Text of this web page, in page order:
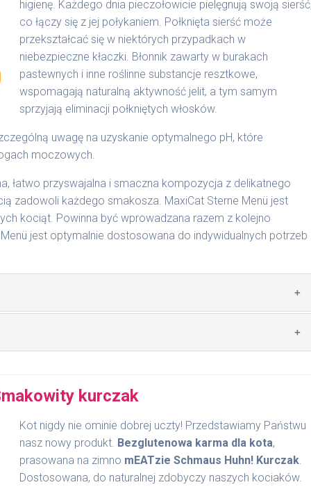
20.000 I.E. witamina D3 2.000 I.E. witamina E (alfa
higienę. Każdego dnia pieczołowicie pielęgnują swoją
co łączy się z jej połykaniem. Połknięta sierść może
przekształcać się w niektórych przypadkach w
niebezpieczne kłaczki. Błonnik zawarty w burakach
pastewnych i inne roślinne substancje resztkowe,
wspomagają naturalną aktywność jelit, a tym samym
sprzyjają eliminacji połkniętych włosków.
uwagę na uzyskanie optymalnego pH, które
moczowych.
łatwo przyswajalna i smaczna kompozycja z delikatnego
zadowoli każdego smakosza. MaxiCat Sterne Menü jest
kociąt. Powinna być wprowadzana razem z kolejno
jest optymalnie dostosowana do indywidualnych potrzeb
33% drób, 8% łosoś, 2,5% wątróbka drobiowa,
drożdże, minerały.
kurczak
Kot nigdy nie ominie dobrej uczty! Przedstawiamy Państwu
nasz nowy produkt. Bezglutenowa karma dla kota,
prasowana na zimno mEATzie Schmaus Huhn! Kurczak
Dostosowana, do naturalnej zdobyczy naszych kociaków.